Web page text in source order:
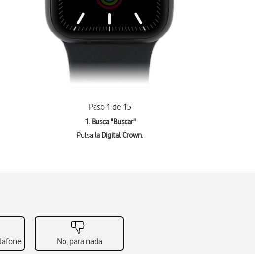
Paso 1 de 15
1. Busca "Buscar"
Pulsa la Digital Crown.
No, para nada